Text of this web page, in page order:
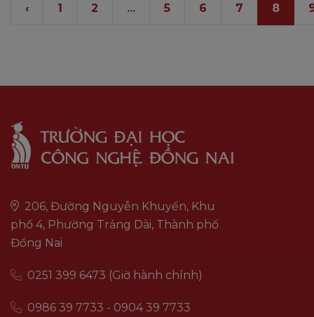
‹ 1 2 ... 5 6 7 8
206, Đường Nguyễn Khuyến, Khu
phố 4, Phường Trảng Dài, Thành phố
Đồng Nai
0251 399 6473 (Giờ hành chính)
0986 39 7733 - 0904 39 7733